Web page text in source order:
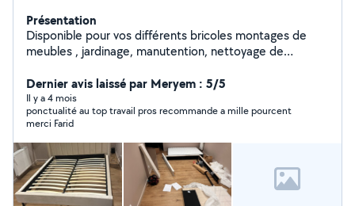
Présentation
Disponible pour vos différents bricoles montages de
meubles , jardinage, manutention, nettoyage de
Dernier avis laissé par Meryem : 5/5
Il y a 4 mois
ponctualité au top travail pros recommande a mille pourcent
merci Farid